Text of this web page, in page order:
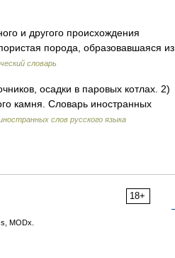
и другого происхождения
порода, образовавшаяся из
словарь
осадки в паровых котлах. 2)
камня. Словарь иностранных
слов русского языка
18+
MODx.